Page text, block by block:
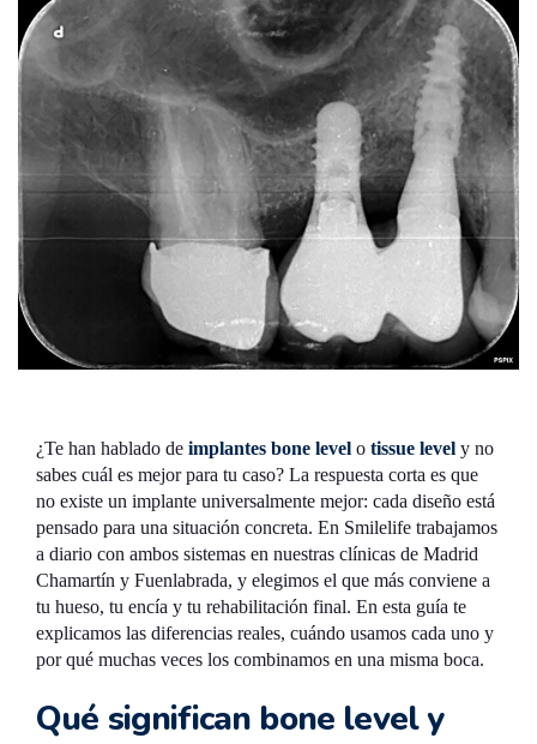
¿Te han hablado de implantes bone level o tissue level y no
sabes cuál es mejor para tu caso? La respuesta corta es que
no existe un implante universalmente mejor: cada diseño está
pensado para una situación concreta. En Smilelife trabajamos
a diario con ambos sistemas en nuestras clínicas de Madrid
Chamartín y Fuenlabrada, y elegimos el que más conviene a
tu hueso, tu encía y tu rehabilitación final. En esta guía te
explicamos las diferencias reales, cuándo usamos cada uno y
por qué muchas veces los combinamos en una misma boca.
Qué significan bone level y